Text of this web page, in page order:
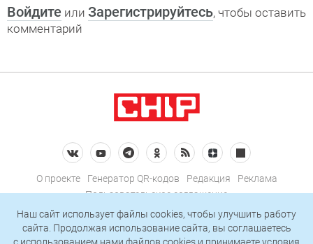
Войдите или Зарегистрируйтесь, чтобы оставить
комментарий
О проекте Генератор QR-кодов Редакция
Реклама
Пользовательское соглашение
Политика конфиденциальности
Подписаться на рассылку
Наш сайт использует файлы cookies, чтобы улучшить работу
сайта. Продолжая использование сайта, вы соглашаетесь